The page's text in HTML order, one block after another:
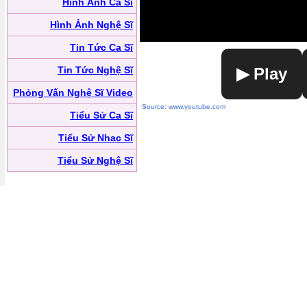
Hình Ảnh Nghệ Sĩ
Tin Tức Ca Sĩ
Tin Tức Nghệ Sĩ
Phỏng Vấn Nghệ Sĩ Video
Tiểu Sử Ca Sĩ
Tiểu Sử Nhạc Sĩ
Tiểu Sử Nghệ Sĩ
▶ Play
Source: www.youtube.com